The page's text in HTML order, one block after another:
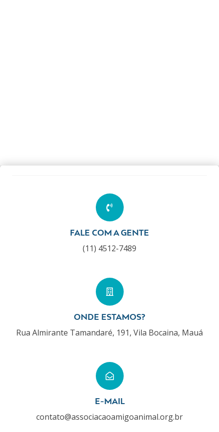
FALE COM A GENTE
(11) 4512-7489
ONDE ESTAMOS?
Rua Almirante Tamandaré, 191, Vila Bocaina, Mauá
E-MAIL
contato@associacaoamigoanimal.org.br